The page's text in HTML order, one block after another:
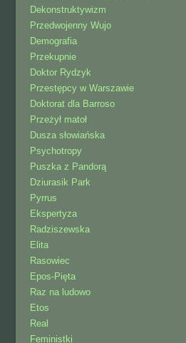
Dekonstruktywizm
Przedwojenny Wujo
Demografia
Przekupnie
Doktor Rydzyk
Przestępcy w Warszawie
Doktorat dla Barroso
Przeżył matoł
Dusza słowiańska
Psychotropy
Puszka z Pandorą
Dziurasik Park
Pyrrus
Ekspertyza
Radziszewska
Elita
Rasowiec
Epos-Pięta
Raz na ludowo
Etos
Real
Feministki